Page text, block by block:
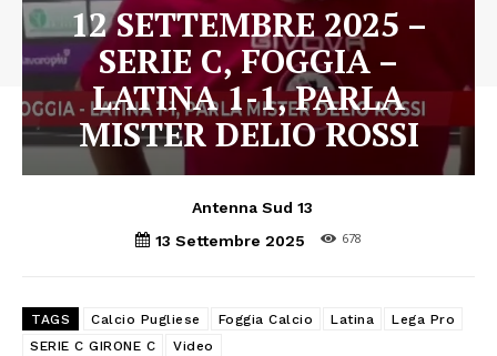
12 SETTEMBRE 2025 –
SERIE C, FOGGIA –
LATINA 1-1, PARLA
MISTER DELIO ROSSI
Antenna Sud 13
13 Settembre 2025
678
TAGS Calcio Pugliese Foggia Calcio Latina
Lega Pro
SERIE C GIRONE C
Video